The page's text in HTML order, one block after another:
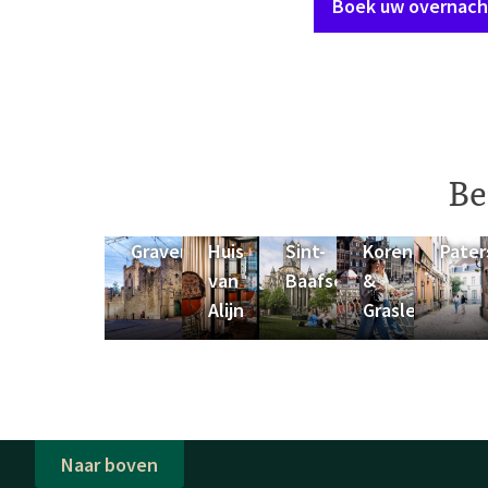
Boek uw
Gravensteen
Huis
van
Alijn
Sint-
Baafscathedraal
Korenlei
&
Graslei
Naar boven